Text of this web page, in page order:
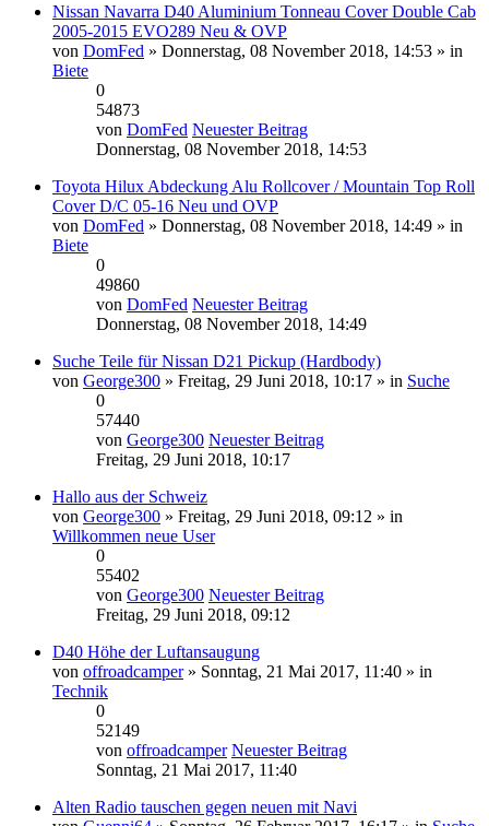
Nissan Navarra D40 Aluminium Tonneau Cover Double Cab
2005-2015 EVO289 Neu & OVP
von DomFed » Donnerstag, 08 November 2018, 14:53 » in
Biete
0
54873
von DomFed Neuester Beitrag
Donnerstag, 08 November 2018, 14:53
Toyota Hilux Abdeckung Alu Rollcover / Mountain Top Roll
Cover D/C 05-16 Neu und OVP
von DomFed » Donnerstag, 08 November 2018, 14:49 » in
Biete
0
49860
von DomFed Neuester Beitrag
Donnerstag, 08 November 2018, 14:49
Suche Teile für Nissan D21 Pickup (Hardbody)
von George300 » Freitag, 29 Juni 2018, 10:17 » in Suche
0
57440
von George300 Neuester Beitrag
Freitag, 29 Juni 2018, 10:17
Hallo aus der Schweiz
von George300 » Freitag, 29 Juni 2018, 09:12 » in
Willkommen neue User
0
55402
von George300 Neuester Beitrag
Freitag, 29 Juni 2018, 09:12
D40 Höhe der Luftansaugung
von offroadcamper» Sonntag, 21 Mai 2017, 11:40 » in
Technik
0
52149
von offroadcamper Neuester Beitrag
Sonntag, 21 Mai 2017, 11:40
Alten Radio tauschen gegen neuen mit Navi